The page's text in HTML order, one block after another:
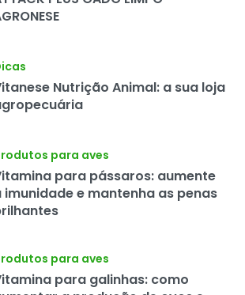
Nutrição Animal: a sua loja
para aves
para pássaros: aumente
imunidade e mantenha as penas
para aves
para galinhas: como